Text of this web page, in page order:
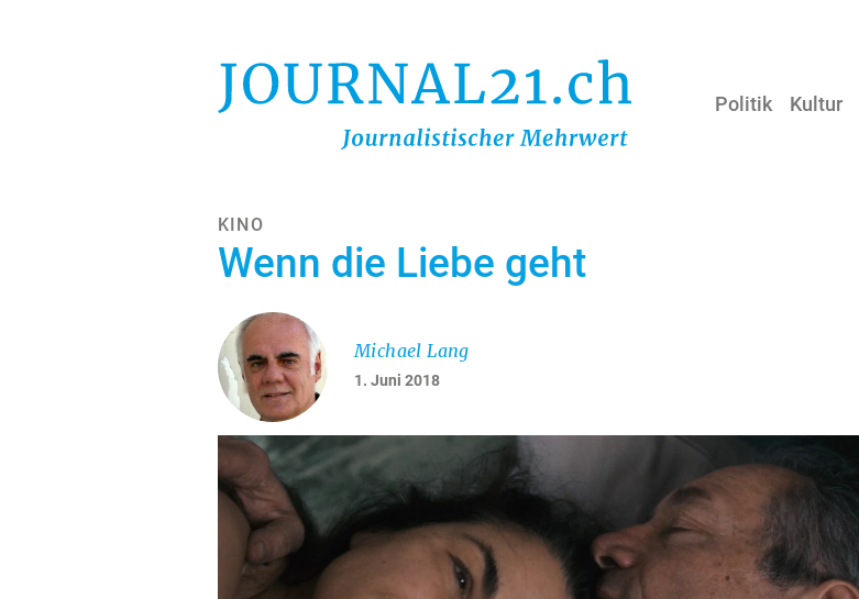
Politik Kultur
KINO
Wenn die Liebe geht
1. Juni 2018
Michael Lang